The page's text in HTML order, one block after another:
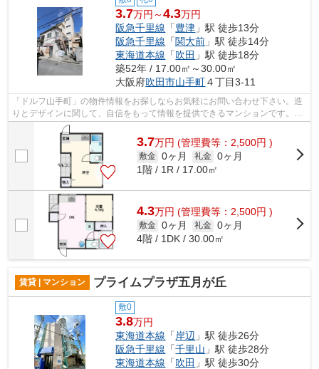
3.7万円～4.3万円
阪急千里線 「豊津 」駅 徒歩13分
阪急千里線 「関大前 」駅 徒歩14分
東海道本線 「吹田 」駅 徒歩18分
築52年 / 17.00㎡～30.00㎡
大阪府吹田市山手町４丁目3-11
「ドルフ山手町」の物件情報をお探しならお気軽にお問い合わせ下さい。造
りとデザインに関して、自信をもって情報を提供できるマンションです。初
期費用のカード決済ができます。構造...
3.7万円 (管理費等：2,500円 )
敷金 0ヶ月 礼金 0ヶ月
1階 / 1R / 17.00㎡
4.3万円 (管理費等：2,500円 )
敷金 0ヶ月 礼金 0ヶ月
4階 / 1DK / 30.00㎡
賃貸 | マンション プライムプラザ五月が丘
敷0
3.8万円
東海道本線 「 岸辺 」駅 徒歩26分
阪急千里線 「千里山 」駅 徒歩28分
東海道本線 「吹田 」駅 徒歩30分